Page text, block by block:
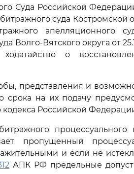
Суда Российской
суда Костромской
апелляционного
Волго-Вятского округа от
о
представления и
срока на их подачу
Российской
процессуального
пропущенный
и если не
АПК РФ предельные